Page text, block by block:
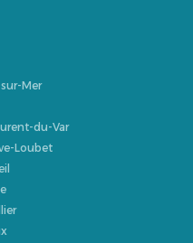
Mer
du-Var
Loubet